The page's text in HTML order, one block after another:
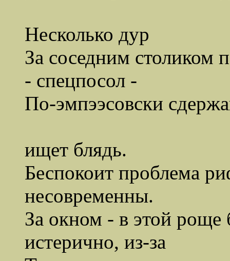
Несколько дур
За соседним столиком
- спецпосол -
По-эмпээсовски
ищет блядь.
Беспокоит проблема
несовременны.
За окном - в этой роще
истерично, из-за